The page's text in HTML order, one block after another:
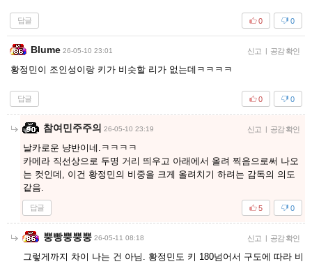
답글 0
0
Blume 26-05-10 23:01 신고 | 공감 확인
황정민이 조인성이랑 키가 비슷할 리가 없는데ㅋㅋㅋㅋ
답글 0
0
참여민주주의 26-05-10 23:19 신고 | 공감 확인
날카로운 냥반이네.ㅋㅋㅋㅋ
카메라 직선상으로 두명 거리 띄우고 아래에서 올려 찍음으로써 나오
는 컷인데, 이건 황정민의 비중을 크게 올려치기 하려는 감독의 의도
같음.
답글 0
5
뿡빵뿡뿡뿡 26-05-11 08:18 신고 | 공감 확인
그렇게까지 차이 나는 건 아님. 황정민도 키 180넘어서 구도에 따라 비